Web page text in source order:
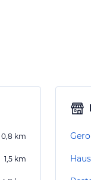
0,8 km
1,5 km